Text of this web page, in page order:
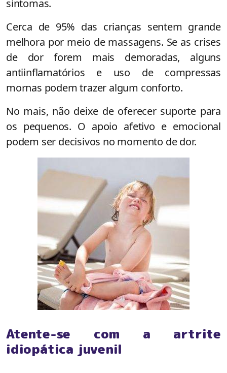
sintomas.
Cerca de 95% das crianças sentem grande
melhora por meio de massagens. Se as crises
de dor forem mais demoradas, alguns
antiinflamatórios e uso de compressas
mornas podem trazer algum conforto.
No mais, não deixe de oferecer suporte para
os pequenos. O apoio afetivo e emocional
podem ser decisivos no momento de dor.
Atente-se com a artrite
idiopática juvenil